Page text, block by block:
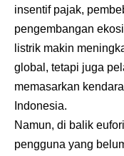
insentif pajak,
pengembangan
listrik makin
global, tetapi juga
memasarkan
Indonesia.
Namun, di balik
pengguna yang